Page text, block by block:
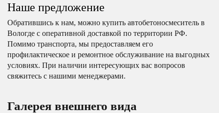
Наше предложение
Обратившись к нам, можно купить автобетоносмеситель в
Вологде с оперативной доставкой по территории РФ.
Помимо транспорта, мы предоставляем его
профилактическое и ремонтное обслуживание на выгодных
условиях. При наличии интересующих вас вопросов
свяжитесь с нашими менеджерами.
Галерея внешнего вида